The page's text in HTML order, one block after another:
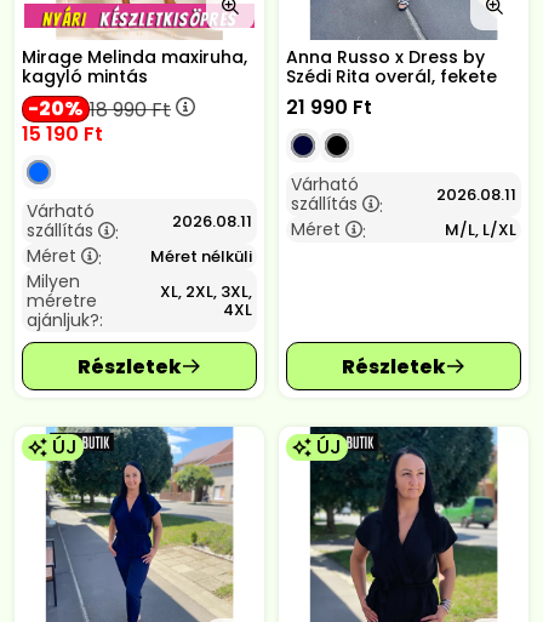
Mirage Melinda maxiruha,
kagyló mintás
20 18 990Ft
15 190 Ft
Várható
szállítás
: 2026.08.11
Méret : Méret nélküli
Milyen
méretre
ajánljuk?:
XL, 2XL, 3XL,
4XL
Anna Russo x Dress by
Szédi Rita overál, fekete
21 990 Ft
Várható
szállítás
: 2026.08.11
Méret : M/L, L/XL
ÚJ ÚJ